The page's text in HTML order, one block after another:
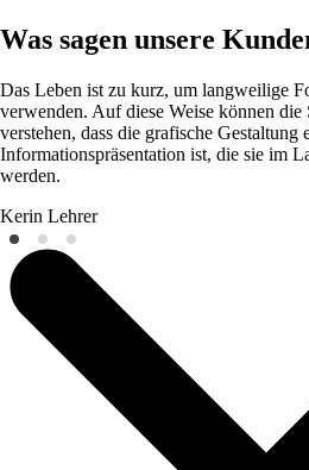
Was sagen unsere
Das Leben ist zu kurz, um langweilige
verwenden. Auf diese Weise können
verstehen, dass die grafische
Informationspräsentation ist, die sie im
werden.
Kerin Lehrer